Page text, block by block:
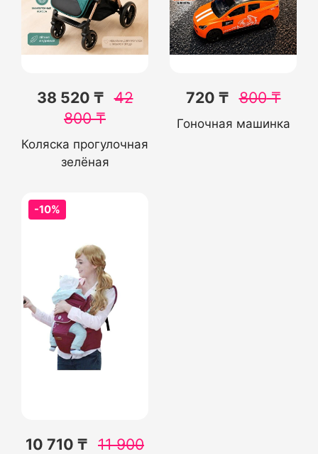
38 520 ₸ 42
800₸
Коляска прогулочная
зелёная
720 ₸ 800₸
Гоночная машинка
-10%
10 710 ₸ 11 900